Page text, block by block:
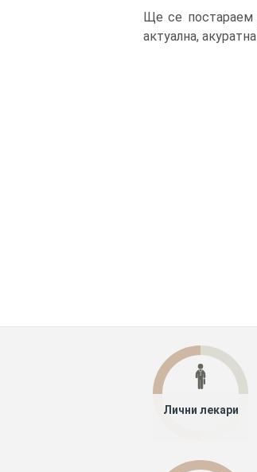
Ще се постараем
актуална,
Лични лекари